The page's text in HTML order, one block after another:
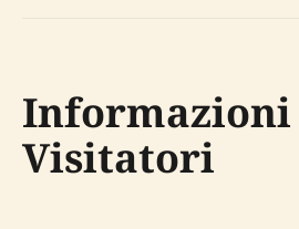
Visitatori